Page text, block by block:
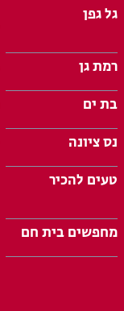
גל גפן
רמת גן
בת ים
נס ציונה
טעים להכיר
מחפשים בית חם